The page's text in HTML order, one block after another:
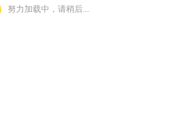
努力加载中，请稍后...